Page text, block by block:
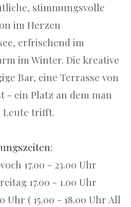
stimmungsvolle
im Herzen
erfrischend im
im Winter. Die kreative
Bar, eine Terrasse von
- ein Platz an dem man
Leute trifft.
17.00 - 23.00 Uhr
17.00 - 1.00 Uhr
Uhr ( 15.00 - 18.00 Uhr All